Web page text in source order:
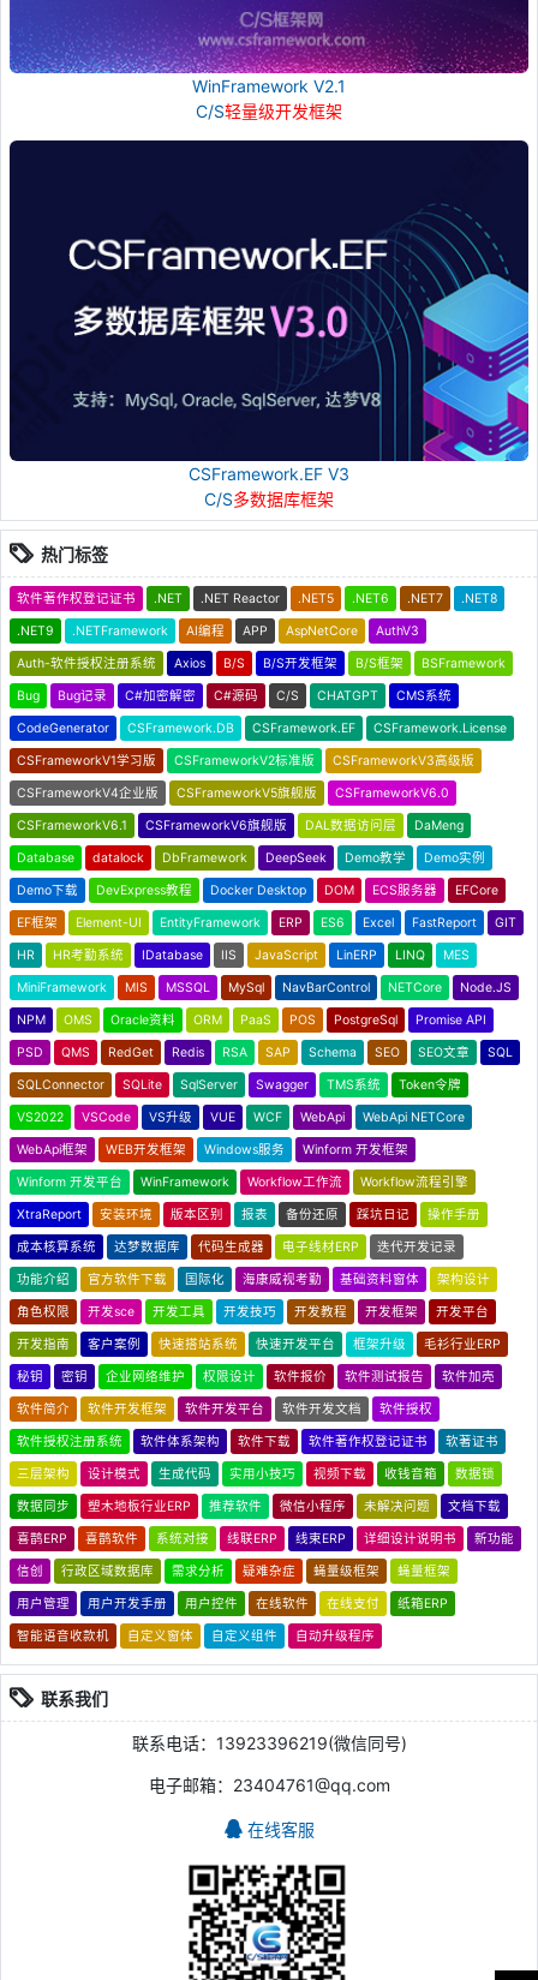
WinFramework V2.1
C/S轻量级开发框架
CSFramework.EF V3
C/S多数据库框架
热门标签
软件著作权登记证书 .NET .NET Reactor .NET5 .NET6 .NET7 .NET8
.NET9 .NETFramework AI编程 APP AspNetCore AuthV3
Auth-软件授权注册系统 Axios B/S B/S开发框架 B/S框架 BSFramework
Bug Bug记录 C#加密解密 C#源码 C/S CHATGPT CMS系统
CodeGenerator CSFramework.DB CSFramework.EF CSFramework.License
CSFrameworkV1学习版 CSFrameworkV2标准版 CSFrameworkV3高级版
CSFrameworkV4企业版 CSFrameworkV5旗舰版 CSFrameworkV6.0
CSFrameworkV6.1 CSFrameworkV6旗舰版 DAL数据访问层 DaMeng
Database datalock DbFramework DeepSeek Demo教学 Demo实例
Demo下载 DevExpress教程 Docker Desktop DOM ECS服务器 EFCore
EF框架 Element-UI EntityFramework ERP ES6 Excel FastReport GIT
HR HR考勤系统 IDatabase IIS JavaScript LinERP LINQ MES
MiniFramework MIS MSSQL MySql NavBarControl NETCore Node.JS
NPM OMS Oracle资料 ORM PaaS POS PostgreSql Promise API
PSD QMS RedGet Redis RSA SAP Schema SEO SEO文章 SQL
SQLConnector SQLite SqlServer Swagger TMS系统 Token令牌
VS2022 VSCode VS升级 VUE WCF WebApi WebApi NETCore
WebApi框架 WEB开发框架 Windows服务 Winform 开发框架
Winform 开发平台 WinFramework Workflow工作流 Workflow流程引擎
XtraReport 安装环境 版本区别 报表 备份还原 踩坑日记 操作手册
成本核算系统 达梦数据库 代码生成器 电子线材ERP 迭代开发记录
功能介绍 官方软件下载 国际化 海康威视考勤 基础资料窗体 架构设计
角色权限 开发sce 开发工具 开发技巧 开发教程 开发框架 开发平台
开发指南 客户案例 快速搭站系统 快速开发平台 框架升级 毛衫行业ERP
秘钥 密钥 企业网络维护 权限设计 软件报价 软件测试报告 软件加壳
软件简介 软件开发框架 软件开发平台 软件开发文档 软件授权
软件授权注册系统 软件体系架构 软件下载 软件著作权登记证书 软著证书
三层架构 设计模式 生成代码 实用小技巧 视频下载 收钱音箱 数据锁
数据同步 塑木地板行业ERP 推荐软件 微信小程序 未解决问题 文档下载
喜鹊ERP 喜鹊软件 系统对接 线联ERP 线束ERP 详细设计说明书 新功能
信创 行政区域数据库 需求分析 疑难杂症 蝇量级框架 蝇量框架
用户管理 用户开发手册 用户控件 在线软件 在线支付 纸箱ERP
智能语音收款机 自定义窗体 自定义组件 自动升级程序
联系我们
联系电话：13923396219(微信同号)
电子邮箱：23404761@qq.com
在线客服